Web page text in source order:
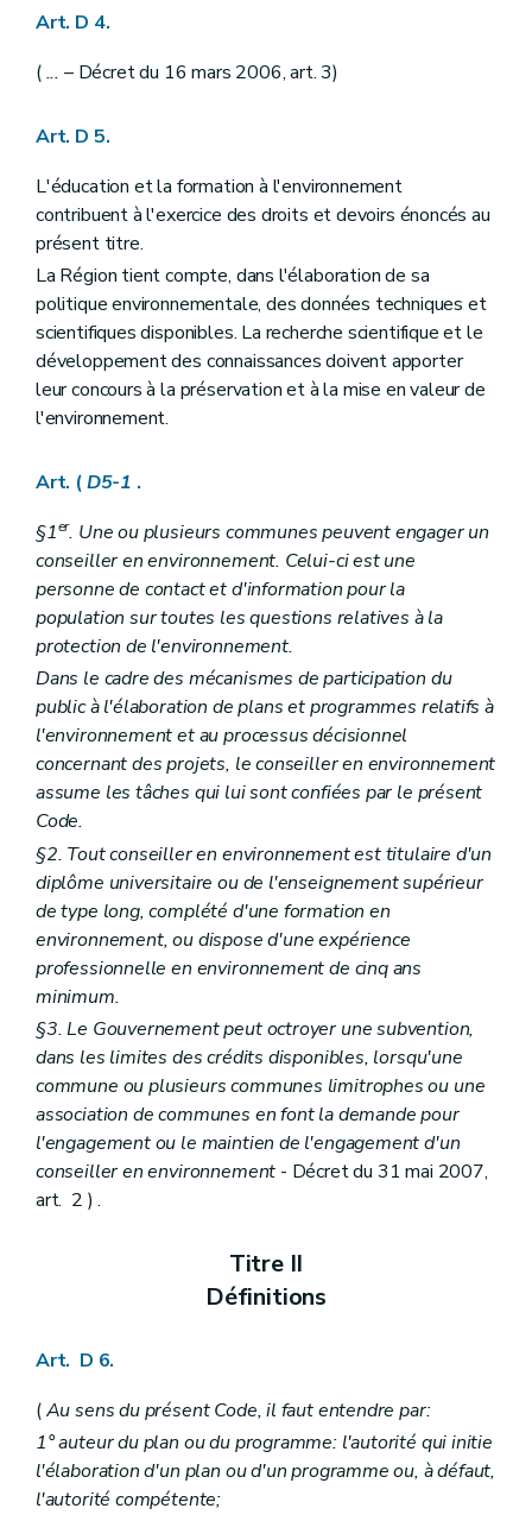
Art. D29-18
Art. D29-21
Art. D29-22
Art. D29-23
Chapitre V Comité d'accompagnement
Art. D29-25
Art. D29-26
Art. D29-27
Partie IV Planification environnementale dans le cadre du développement durable
Chapitre premier Dispositions générales
Art. D 30
Art. D 32
Art. D 34
Art. D 35
Art. D 36
Chapitre III Plan d'environnement pour le développement durable
Art. D 37
Art. D 38
Art. D 39
Art. D 40
Art. D 41
Art. D 42
Art. D 43
Art. D 44
Art. D 45
Chapitre IV
Art. D 46
Art. D 47
Chapitre V Plans communaux d'environnement et de développement de la nature
Art. D 48
Partie V Evaluation des incidences sur l'environnement
Chapitre premier Définitions et principes
Art. D 49
Art. D 50
Art. D 51
Chapitre II Système d'évaluation des incidences des plans et programmes sur l'environnement
Art. D 52
Art. D 53
Art. D 54
Art. D 55
Art. D 56
Art. D 57
Art. D 58
Système d'évaluation des incidences de projets sur l'environnement
Art. D 64
Art. D 66
Art. D 68
Art. D 67
Art. D 69
Art. D 70
Art. D 4.
(... – Décret du 16 mars 2006, art. 3)
Art. D 5.
L'éducation et la formation à l'environnement
contribuent à l'exercice des droits et devoirs énoncés au
présent titre.
La Région tient compte, dans l'élaboration de sa
politique environnementale, des données techniques et
scientifiques disponibles. La recherche scientifique et le
développement des connaissances doivent apporter
leur concours à la préservation et à la mise en valeur de
l'environnement.
Art. (D5-1 .
§1er. Une ou plusieurs communes peuvent engager un
conseiller en environnement. Celui-ci est une
personne de contact et d'information pour la
population sur toutes les questions relatives à la
protection de l'environnement.
Dans le cadre des mécanismes de participation du
public à l'élaboration de plans et programmes relatifs à
l'environnement et au processus décisionnel
concernant des projets, le conseiller en environnement
assume les tâches qui lui sont confiées par le présent
Code.
§2. Tout conseiller en environnement est titulaire d'un
diplôme universitaire ou de l'enseignement supérieur
de type long, complété d'une formation en
environnement, ou dispose d'une expérience
professionnelle en environnement de cinq ans
minimum.
§3. Le Gouvernement peut octroyer une subvention,
dans les limites des crédits disponibles, lorsqu'une
commune ou plusieurs communes limitrophes ou une
association de communes en font la demande pour
l'engagement ou le maintien de l'engagement d'un
conseiller en environnement - Décret du 31 mai 2007,
art. 2 ) .
Titre II
Définitions
Art. D 6.
(Au sens du présent Code, il faut entendre par:
1° auteur du plan ou du programme: l'autorité qui initie
l'élaboration d'un plan ou d'un programme ou, à défaut,
l'autorité compétente;